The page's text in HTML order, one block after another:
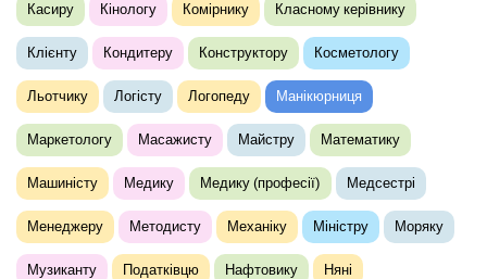
Касиру Кінологу Комірнику Класному керівнику
Клієнту Кондитеру Конструктору Косметологу
Льотчику Логісту Логопеду Манікюрниця
Маркетологу Масажисту Майстру Математику
Машиністу Медику Медику (професії) Медсестрі
Менеджеру Методисту Механіку Міністру Моряку
Музиканту Податківцю Нафтовику Няні